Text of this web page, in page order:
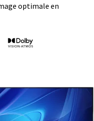
optimale en